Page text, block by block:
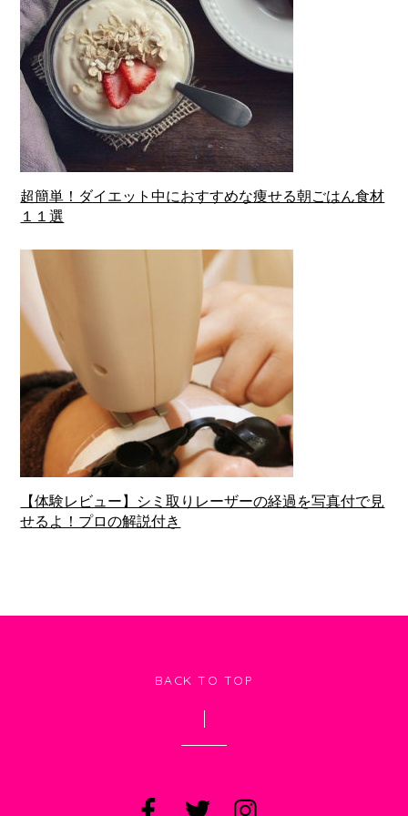
超簡単！ダイエット中におすすめな痩せる朝ごはん食材
１１選
【体験レビュー】シミ取りレーザーの経過を写真付で見
せるよ！プロの解説付き
BACK TO TOP